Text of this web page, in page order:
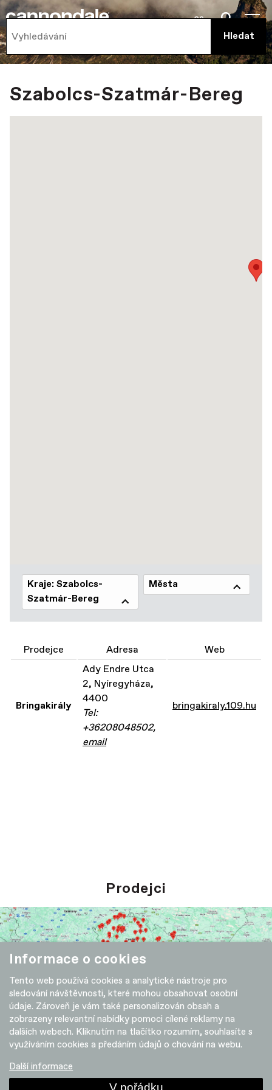
cs
Szabolcs-Szatmár-Bereg
Kraje: Szabolcs-
Szatmár-Bereg
Města
Prodejce Adresa Web
Bringakirály
Ady Endre Utca
2, Nyíregyháza,
4400
Tel:
+36208048502,
email
bringakiraly.109.hu
Prodejci
KOLA
Silniční kola
DOPLŇKY
Helmy
Informace o cookies
Tento web používá cookies a analytické nástroje pro
sledování návštěvnosti, které mohou obsahovat osobní
údaje. Zároveň je vám také personalizován obsah a
zobrazeny relevantní nabídky pomoci cílené reklamy na
dalších webech. Kliknutím na tlačítko rozumím, souhlasíte s
využíváním cookies a předáním údajů o chování na webu.
Další informace
V pořádku